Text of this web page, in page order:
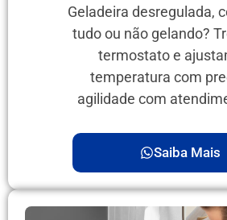
Geladeira desregulada,
tudo ou não gelando?
termostato e
temperatura com
agilidade com
Saiba Mais